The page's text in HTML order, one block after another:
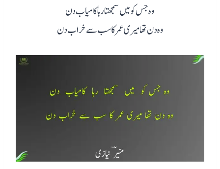
وہ جس کو میں سمجھتا رہا کامیاب دن
وہ دن تھا میری عمر کا سب سے خراب دن